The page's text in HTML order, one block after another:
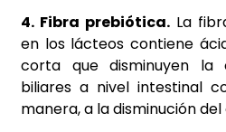
4. Fibra prebiótica. La
en los lácteos contiene
corta que disminuyen la
biliares a nivel intestinal
manera, a la disminución